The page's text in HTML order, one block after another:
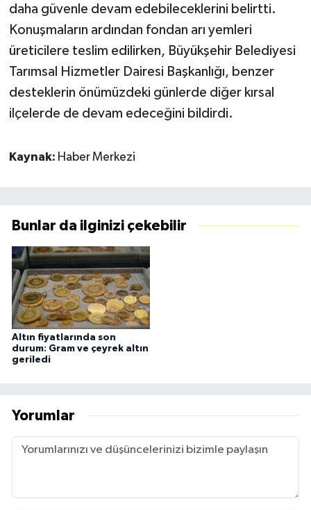
daha güvenle devam edebileceklerini belirtti.
Konuşmaların ardından fondan arı yemleri
üreticilere teslim edilirken, Büyükşehir Belediyesi
Tarımsal Hizmetler Dairesi Başkanlığı, benzer
desteklerin önümüzdeki günlerde diğer kırsal
ilçelerde de devam edeceğini bildirdi.
Kaynak: Haber Merkezi
Bunlar da ilginizi çekebilir
Altın fiyatlarında son
durum: Gram ve çeyrek altın
geriledi
Yorumlar